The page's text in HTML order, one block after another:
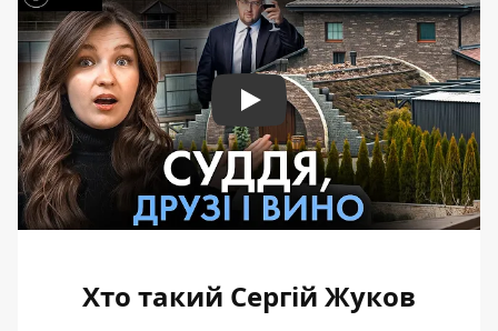
Play
Хто такий Сергій Жуков